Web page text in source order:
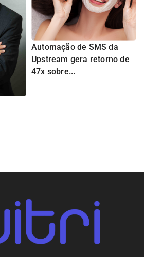
Automação de SMS da
Upstream gera retorno de
47x sobre...